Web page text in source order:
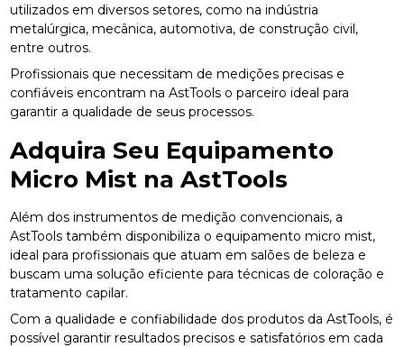
utilizados em diversos setores, como na indústria
metalúrgica, mecânica, automotiva, de construção civil,
entre outros.
Profissionais que necessitam de medições precisas e
confiáveis encontram na AstTools o parceiro ideal para
garantir a qualidade de seus processos.
Adquira Seu Equipamento
Micro Mist na AstTools
Além dos instrumentos de medição convencionais, a
AstTools também disponibiliza o equipamento micro mist,
ideal para profissionais que atuam em salões de beleza e
buscam uma solução eficiente para técnicas de coloração e
tratamento capilar.
Com a qualidade e confiabilidade dos produtos da AstTools, é
possível garantir resultados precisos e satisfatórios em cada